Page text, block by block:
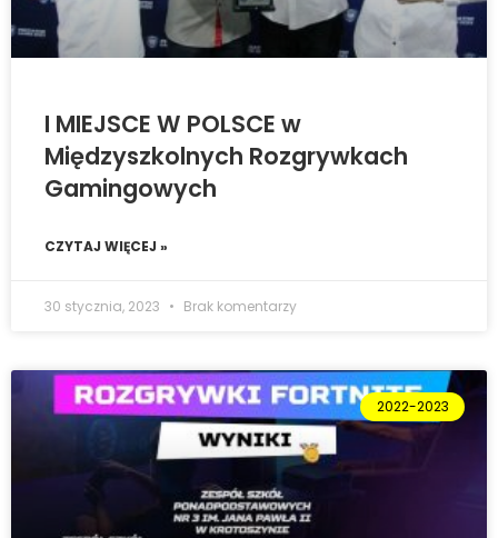
I MIEJSCE W POLSCE w
Międzyszkolnych Rozgrywkach
Gamingowych
CZYTAJ WIĘCEJ »
30 stycznia, 2023 Brak komentarzy
2022-2023